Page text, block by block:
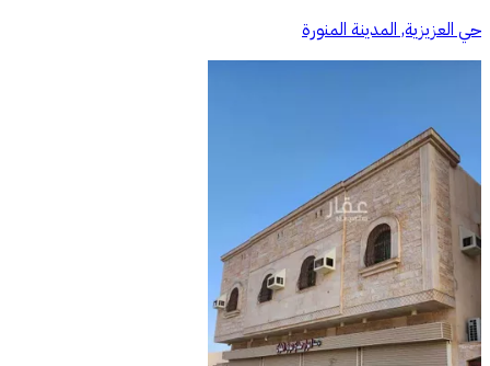
حي العزيزية, المدينة المنورة